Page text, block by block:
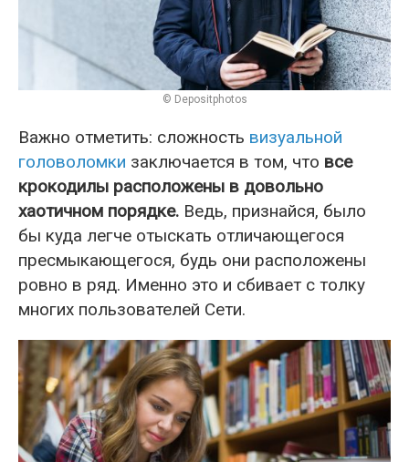
© Depositphotos
Важно отметить: сложность визуальной
головоломки заключается в том, что все
крокодилы расположены в довольно
хаотичном порядке. Ведь, признайся, было
бы куда легче отыскать отличающегося
пресмыкающегося, будь они расположены
ровно в ряд. Именно это и сбивает с толку
многих пользователей Сети.